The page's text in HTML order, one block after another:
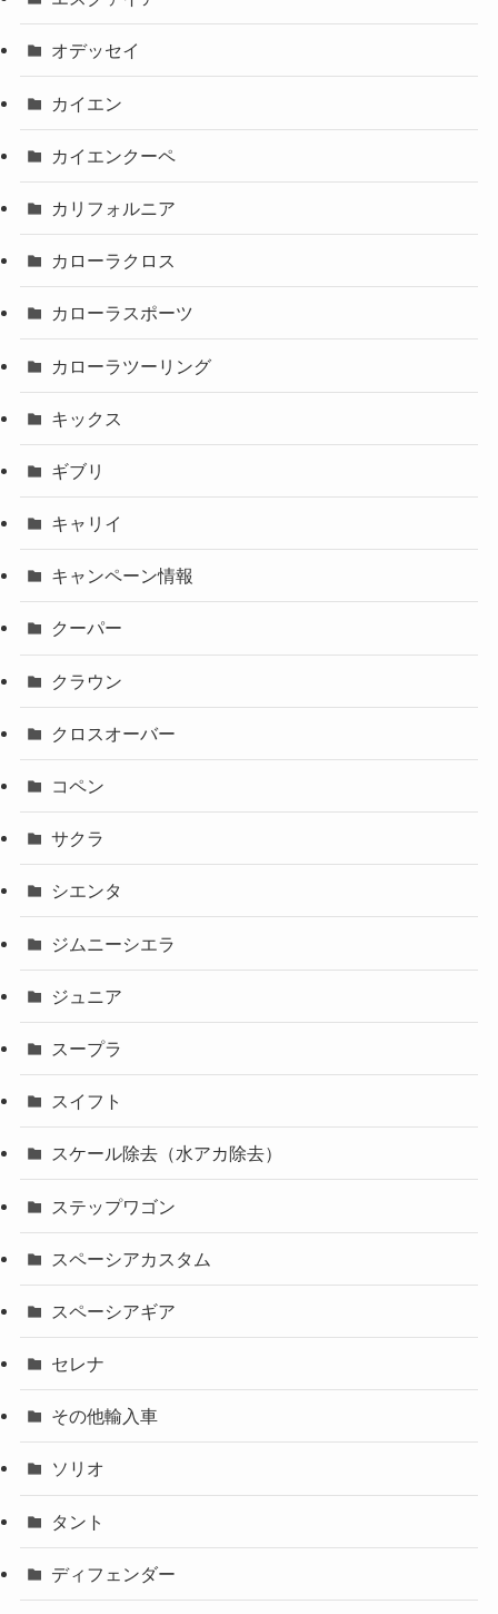
オデッセイ
カイエン
カイエンクーペ
カリフォルニア
カローラクロス
カローラスポーツ
カローラツーリング
キックス
ギブリ
キャリイ
キャンペーン情報
クーパー
クラウン
クロスオーバー
コペン
サクラ
シエンタ
ジムニーシエラ
ジュニア
スープラ
スイフト
スケール除去（水アカ除去）
ステップワゴン
スペーシアカスタム
スペーシアギア
セレナ
その他輸入車
ソリオ
タント
ディフェンダー